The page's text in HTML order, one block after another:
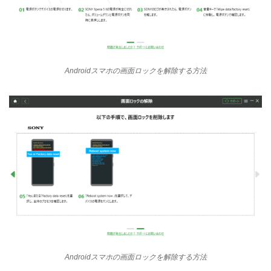
Androidスマホの画面ロックを解除する方法
Androidスマホの画面ロックを解除する方法